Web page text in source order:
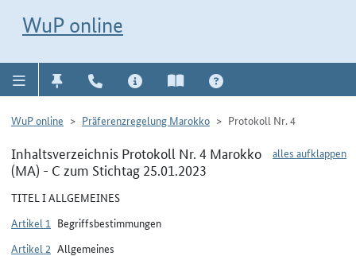
WuP online
WuP online Präferenzregelung Marokko Protokoll Nr. 4
alles aufklappen
Inhaltsverzeichnis Protokoll Nr. 4 Marokko
(MA) - C zum Stichtag 25.01.2023
TITEL I ALLGEMEINES
Artikel 1 Begriffsbestimmungen
Artikel 2 Allgemeines